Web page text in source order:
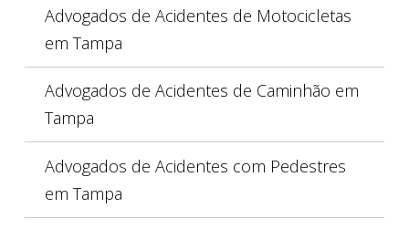
Advogados de Acidentes de Motocicletas
em Tampa
Advogados de Acidentes de Caminhão em
Tampa
Advogados de Acidentes com Pedestres
em Tampa